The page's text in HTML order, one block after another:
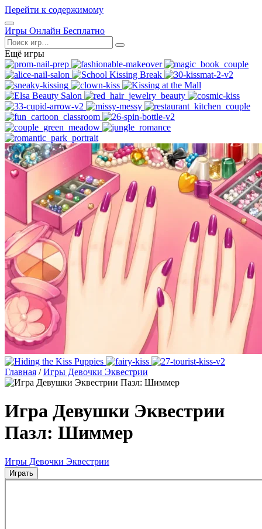
Перейти к содержимому
Открыть
меню
Игры Онлайн Бесплатно
Поиск
Ещё игры
Главная / Игры Девочки Эквестрии
Игра Девушки Эквестрии
Пазл: Шиммер
Игры Девочки Эквестрии
Играть